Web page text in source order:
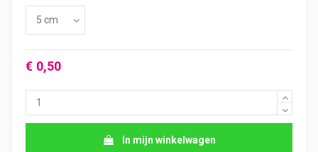
€ 0,50
In mijn winkelwagen